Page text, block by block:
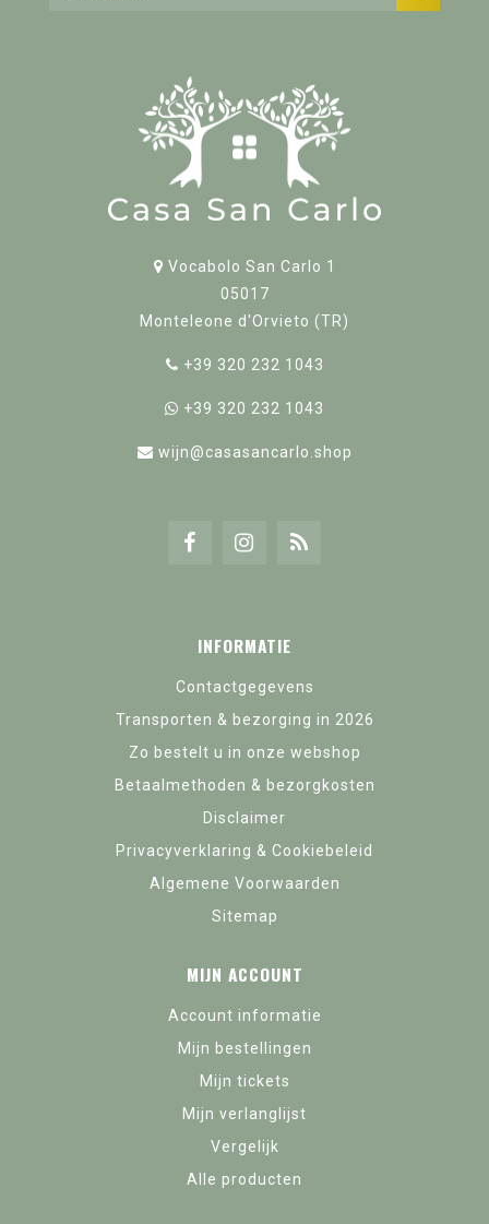
Vocabolo San Carlo 1
05017
Monteleone d'Orvieto (TR)
+39 320 232 1043
+39 320 232 1043
wijn@casasancarlo.shop
INFORMATIE
Contactgegevens
Transporten & bezorging in 2026
Zo bestelt u in onze webshop
Betaalmethoden & bezorgkosten
Disclaimer
Privacyverklaring & Cookiebeleid
Algemene Voorwaarden
Sitemap
MIJN ACCOUNT
Account informatie
Mijn bestellingen
Mijn tickets
Mijn verlanglijst
Vergelijk
Alle producten